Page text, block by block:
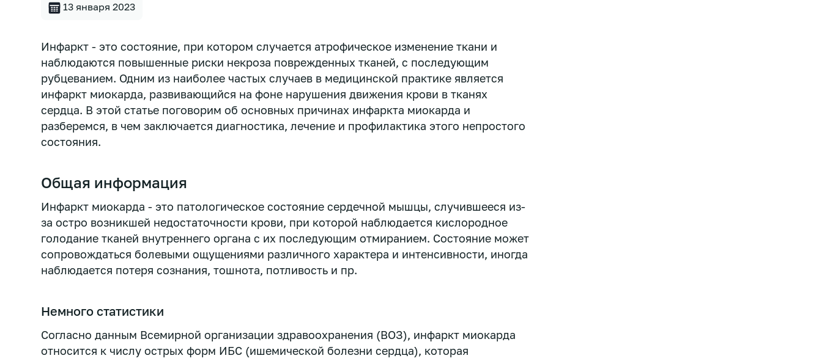
13 января 2023
Инфаркт - это состояние, при котором случается атрофическое изменение ткани и
наблюдаются повышенные риски некроза поврежденных тканей, с последующим
рубцеванием. Одним из наиболее частых случаев в медицинской практике является
инфаркт миокарда, развивающийся на фоне нарушения движения крови в тканях
сердца. В этой статье поговорим об основных причинах инфаркта миокарда и
разберемся, в чем заключается диагностика, лечение и профилактика этого непростого
состояния.
Общая информация
Инфаркт миокарда - это патологическое состояние сердечной мышцы, случившееся из-
за остро возникшей недостаточности крови, при которой наблюдается кислородное
голодание тканей внутреннего органа с их последующим отмиранием. Состояние может
сопровождаться болевыми ощущениями различного характера и интенсивности, иногда
наблюдается потеря сознания, тошнота, потливость и пр.
Немного статистики
Согласно данным Всемирной организации здравоохранения (ВОЗ), инфаркт миокарда
относится к числу острых форм ИБС (ишемической болезни сердца), которая